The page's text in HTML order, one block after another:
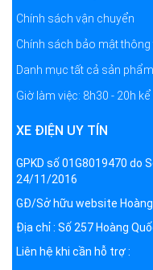
Chính sách vận chuyển
Chính sách bảo mật thông
Danh mục tất cả sản phẩm
Giờ làm việc: 8h30 - 20h kể
XE ĐIỆN UY TÍN
GPKD số 01G8019470 do
24/11/2016
GĐ/Sở hữu website
Địa chỉ : Số 257 Hoàng
Liên hệ khi cần hỗ trợ :